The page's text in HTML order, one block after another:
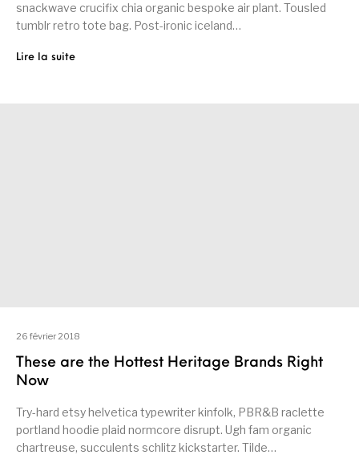
snackwave crucifix chia organic bespoke air plant. Tousled
tumblr retro tote bag. Post-ironic iceland…
Lire la suite
26 février 2018
These are the Hottest Heritage Brands Right
Now
Try-hard etsy helvetica typewriter kinfolk, PBR&B raclette
portland hoodie plaid normcore disrupt. Ugh fam organic
chartreuse, succulents schlitz kickstarter. Tilde…